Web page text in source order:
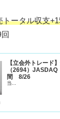
ータル収支
【立会外トレード
（2694）
間 8/26
当...